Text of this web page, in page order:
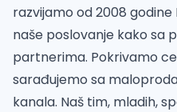
razvijamo od 2008
naše poslovanje kako sa
partnerima. Pokrivamo
sarađujemo sa
kanala. Naš tim, mladih,